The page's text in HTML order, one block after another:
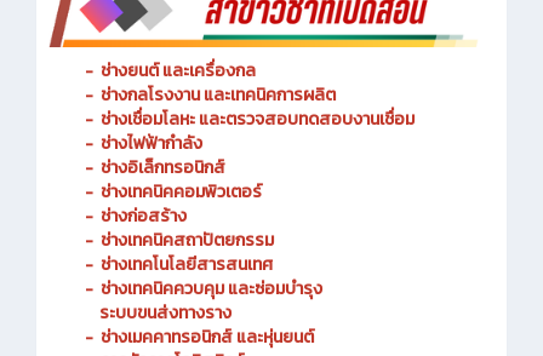
- ช่างยนต์ และเครื่องกล
- ช่างกลโรงงาน และเทคนิคการผลิต
- ช่างเชื่อมโลหะ และตรวจสอบทดสอบงานเชื่อม
- ช่างไฟฟ้ากำลัง
- ช่างอิเล็กทรอนิกส์
- ช่างเทคนิคคอมพิวเตอร์
- ช่างก่อสร้าง
- ช่างเทคนิคสถาปัตยกรรม
- ช่างเทคโนโลยีสารสนเทศ
ช่างเทคนิคควบคุม และซ่อมบำรุง
ระบบขนส่งทางราง